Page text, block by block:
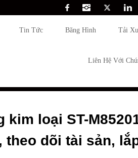
Tin Tức Băng Hình Tải
Liên Hệ Với
kim loại ST-
theo dõi tài sản,